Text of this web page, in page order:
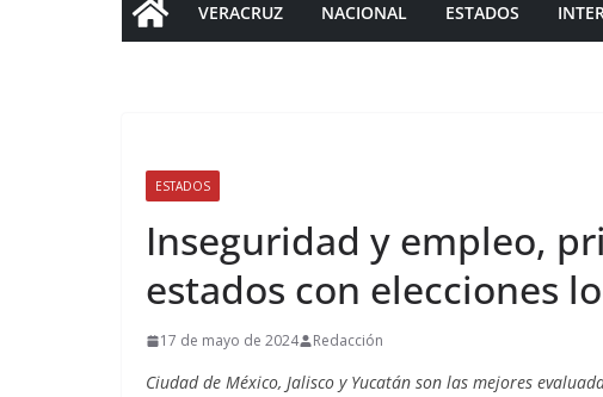
VERACRUZ NACIONAL ESTADOS
ESTADOS
Inseguridad y empleo,
estados con elecciones
17 de mayo de 2024 Redacción
Ciudad de México, Jalisco y Yucatán son las mejores